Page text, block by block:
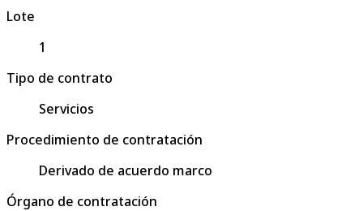
Lote
1
Tipo de contrato
Servicios
Procedimiento de contratación
Derivado de acuerdo marco
Órgano de contratación